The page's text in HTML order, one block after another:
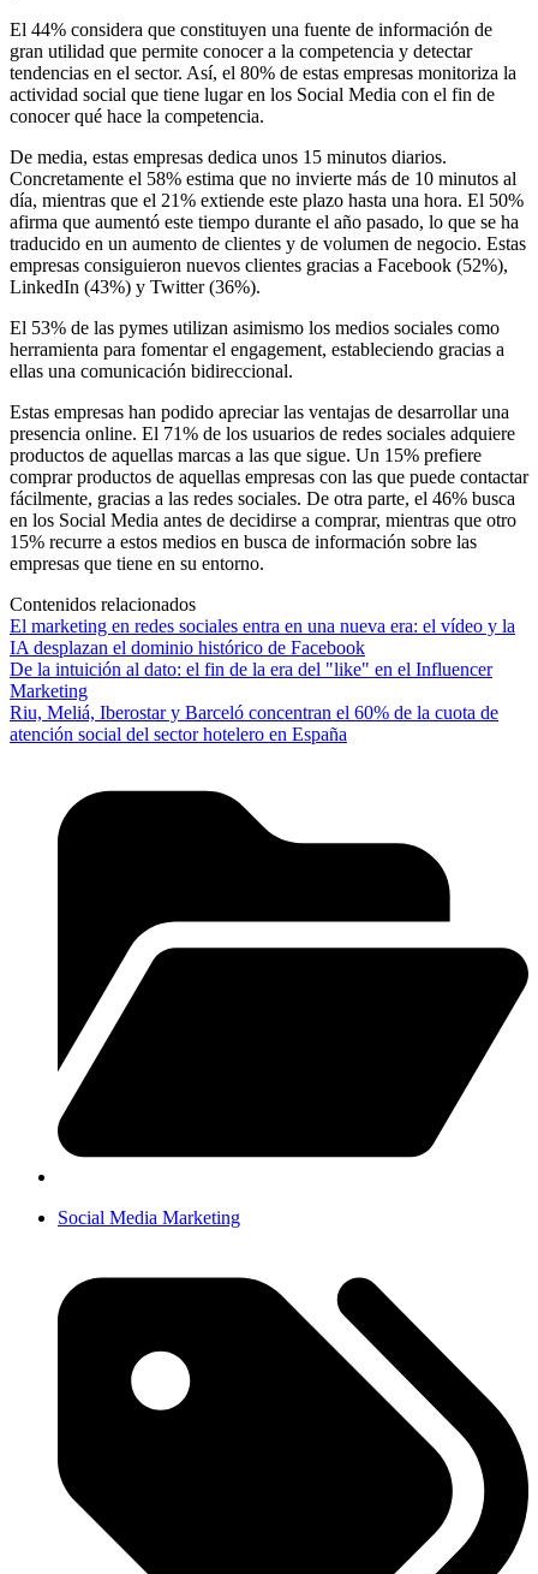
El 44% considera que constituyen una fuente de información de
gran utilidad que permite conocer a la competencia y detectar
tendencias en el sector. Así, el 80% de estas empresas monitoriza la
actividad social que tiene lugar en los Social Media con el fin de
conocer qué hace la competencia.
De media, estas empresas dedica unos 15 minutos diarios.
Concretamente el 58% estima que no invierte más de 10 minutos al
día, mientras que el 21% extiende este plazo hasta una hora. El 50%
afirma que aumentó este tiempo durante el año pasado, lo que se ha
traducido en un aumento de clientes y de volumen de negocio. Estas
empresas consiguieron nuevos clientes gracias a Facebook (52%),
LinkedIn (43%) y Twitter (36%).
El 53% de las pymes utilizan asimismo los medios sociales como
herramienta para fomentar el engagement, estableciendo gracias a
ellas una comunicación bidireccional.
Estas empresas han podido apreciar las ventajas de desarrollar una
presencia online. El 71% de los usuarios de redes sociales adquiere
productos de aquellas marcas a las que sigue. Un 15% prefiere
comprar productos de aquellas empresas con las que puede contactar
fácilmente, gracias a las redes sociales. De otra parte, el 46% busca
en los Social Media antes de decidirse a comprar, mientras que otro
15% recurre a estos medios en busca de información sobre las
empresas que tiene en su entorno.
Contenidos relacionados
El marketing en redes sociales entra en una nueva era: el vídeo y la
IA desplazan el dominio histórico de Facebook
De la intuición al dato: el fin de la era del "like" en el Influencer
Marketing
Riu, Meliá, Iberostar y Barceló concentran el 60% de la cuota de
atención social del sector hotelero en España
Social Media Marketing